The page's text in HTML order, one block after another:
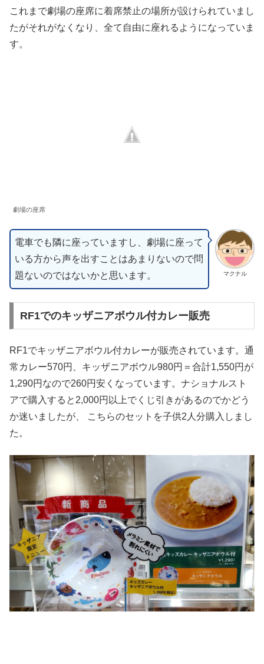
これまで劇場の座席に着席禁止の場所が設けられていまし
たがそれがなくなり、全て自由に座れるようになっていま
す。
劇場の座席
マクナル
電車でも隣に座っていますし、劇場に座って
いる方から声を出すことはあまりないので問
題ないのではないかと思います。
RF1でのキッザニアボウル付カレー販売
RF1でキッザニアボウル付カレーが販売されています。通
常カレー570円、キッザニアボウル980円＝合計1,550円が
1,290円なので260円安くなっています。ナショナルスト
アで購入すると2,000円以上でくじ引きがあるのでかどう
か迷いましたが、 こちらのセットを子供2人分購入しまし
た。